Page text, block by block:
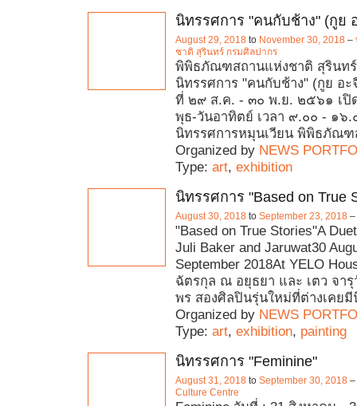
นิทรรศการ "คนกับช้าง" (กูย
August 29, 2018 to November 30, 2018 –
ชาติ สุรินทร์ กรมศิลปากร
พิพิธภัณฑสถานแห่งชาติ สุรินท
นิทรรศการ "คนกับช้าง" (กูย อะ
ที่ ๒๙ ส.ค. - ๓๐ พ.ย. ๒๕๖๑ เปิ
พุธ-วันอาทิตย์ เวลา ๙.๐๐ - ๑๖
นิทรรศการหมุนเวียน พิพิธภัณฑ
Organized by NEWS
Type: art, exhibition
นิทรรศการ "Based on True
August 30, 2018 to September 23, 2018 –
"Based on True Stories"A
Juli Baker and Jaruwat30
September 2018At YELO
ฉัตรกุล ณ อยุธยา และ เตว จา
พร สองศิลปินรุ่นใหม่ที่ต่างเคย
Organized by NEWS
Type: art, exhibition, painting
นิทรรศการ "Feminine"
August 31, 2018 to September 30, 2018 –
Culture Centre